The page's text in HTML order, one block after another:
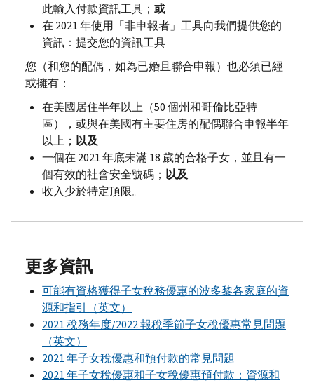
此輸入付款資訊工具； 或
在 2021 年使用「非申報者」工具向我們提供您的
資訊：提交您的資訊工具
您（和您的配偶，如為已婚且聯合申報）也必須已經
或擁有：
在美國居住半年以上（50 個州和哥倫比亞特
區），或與在美國有主要住房的配偶聯合申報半年
以上； 以及
一個在 2021 年底未滿 18 歲的合格子女，並且有一
個有效的社會安全號碼； 以及
收入少於特定頂限。
更多資訊
可能有資格獲得子女稅務優惠的波多黎各家庭的資
源和指引（英文）
2021 稅務年度/2022 報稅季節子女稅優惠常見問題
（英文）
2021 年子女稅優惠和預付款的常見問題
2021 年子女稅優惠和子女稅優惠預付款：資源和